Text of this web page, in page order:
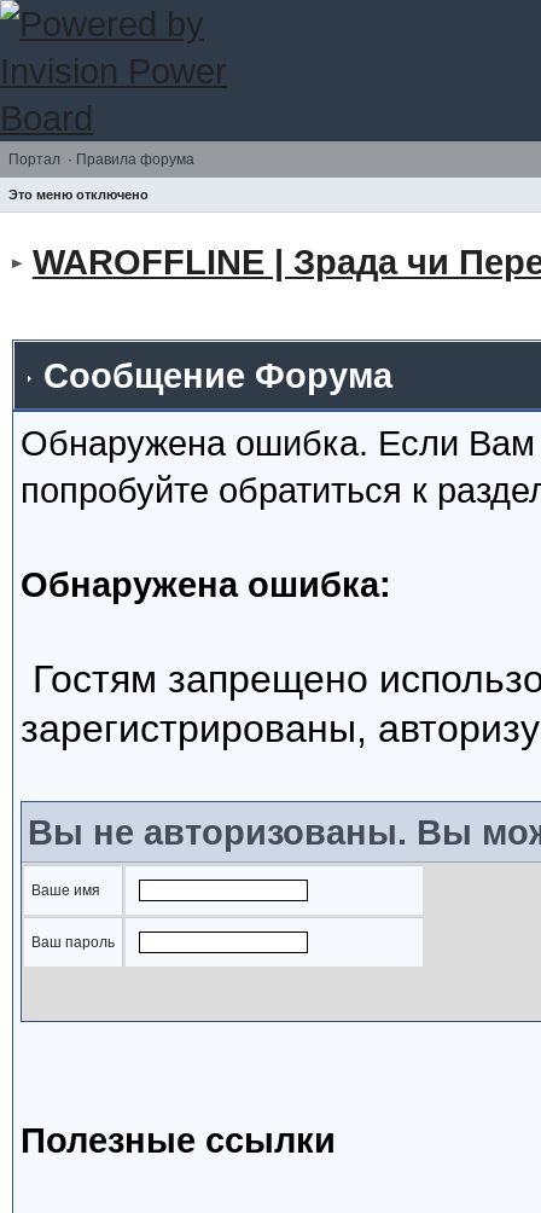
Портал · Правила форума
Это меню отключено
WAROFFLINE | Зрада чи
Сообщение Форума
Обнаружена ошибка. Если
попробуйте обратиться к
Обнаружена ошибка:
Гостям запрещено
зарегистрированы,
Вы не авторизованы. Вы
Ваше имя
Ваш пароль
Полезные ссылки